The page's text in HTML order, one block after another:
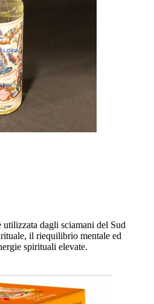
dagli sciamani del Sud
il riequilibrio mentale ed
spirituali elevate.